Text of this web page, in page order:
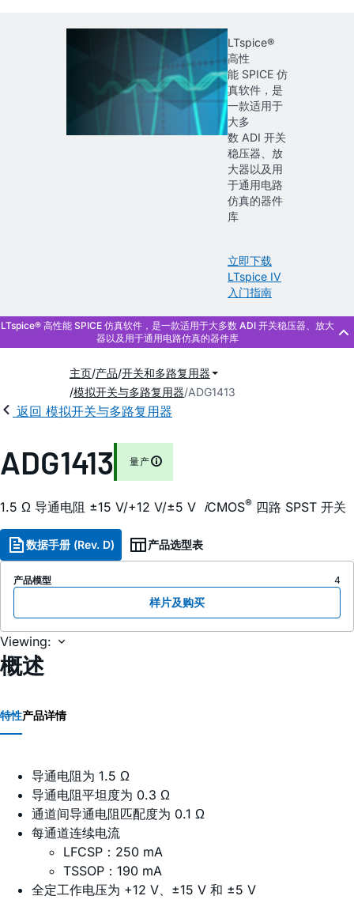
LTspice®
高性
能 SPICE 仿
真软件，是
一款适用于
大多
数 ADI 开关
稳压器、放
大器以及用
于通用电路
仿真的器件
库
立即下载
LTspice IV
入门指南
主页 产品 开关和多路复用器
模拟开关与多路复用器 ADG1413
返回 模拟开关与多路复用器
ADG1413 量产
1.5 Ω 导通电阻 ±15 V/+12 V/±5 V iCMOS® 四路 SPST 开关
数据手册 (Rev. D) 产品选型表
产品模型 4
样片及购买
Viewing:
概述
特性产品详情
导通电阻为 1.5 Ω
导通电阻平坦度为 0.3 Ω
通道间导通电阻匹配度为 0.1 Ω
每通道连续电流
LFCSP：250 mA
TSSOP：190 mA
全定工作电压为 +12 V、±15 V 和 ±5 V